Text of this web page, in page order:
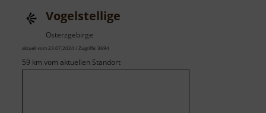
Vogelstellige
Osterzgebirge
aktuell vom 23.07.2024 / Zugriffe: 3694
59 km vom aktuellen Standort